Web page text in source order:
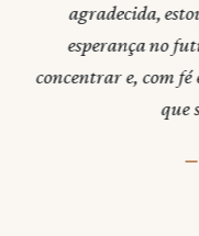
agradecida,
esperança no
concentrar e, com fé
que
—